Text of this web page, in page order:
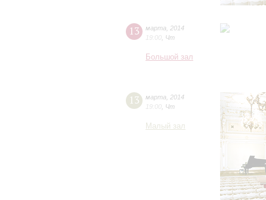
13 марта
2014
19:00 Чт
Большой зал
13 марта
2014
19:00 Чт
Малый зал